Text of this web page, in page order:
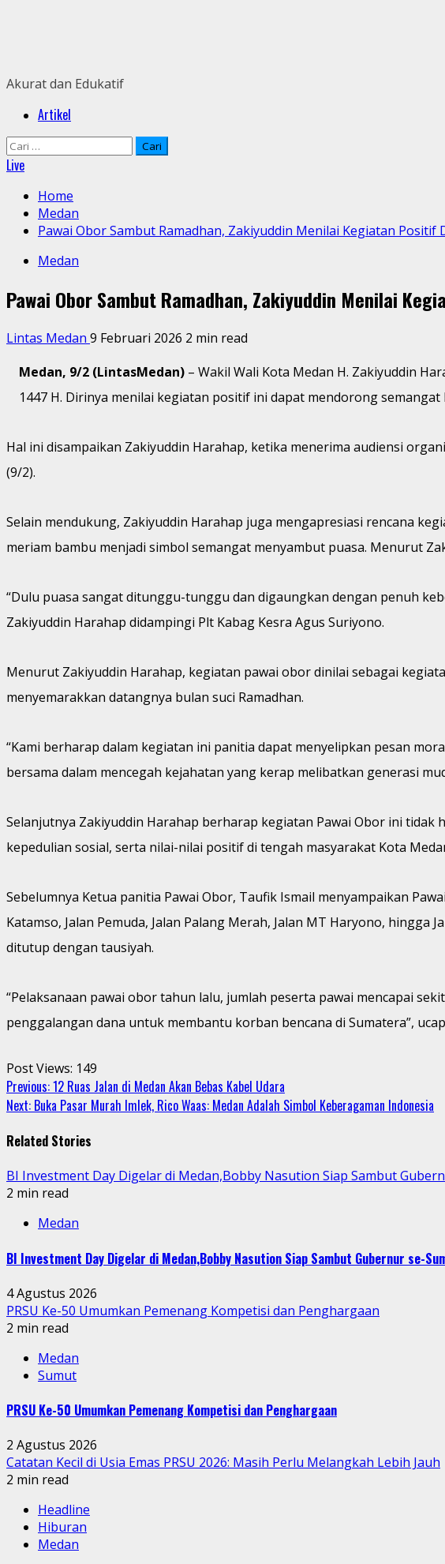
Akurat dan Edukatif
PrimaryArtikel
Cari
untuk:
Live
Home
Medan
Pawai Obor Sambut Ramadhan, Zakiyuddin Menilai Kegiatan
Medan
Pawai Obor Sambut Ramadhan, Zakiyuddin Menilai
Lintas Medan 9 Februari 2026 2 min read
Medan, 9/2 (LintasMedan) – Wakil Wali Kota Medan H. Zakiyuddin
1447 H. Dirinya menilai kegiatan positif ini dapat mendorong
Hal ini disampaikan Zakiyuddin Harahap, ketika menerima audiensi
(9/2).
Selain mendukung, Zakiyuddin Harahap juga mengapresiasi rencana
meriam bambu menjadi simbol semangat menyambut puasa. Menurut
“Dulu puasa sangat ditunggu-tunggu dan digaungkan dengan penuh
Zakiyuddin Harahap didampingi Plt Kabag Kesra Agus Suriyono.
Menurut Zakiyuddin Harahap, kegiatan pawai obor dinilai sebagai
menyemarakkan datangnya bulan suci Ramadhan.
“Kami berharap dalam kegiatan ini panitia dapat menyelipkan pesan
bersama dalam mencegah kejahatan yang kerap melibatkan generasi
Selanjutnya Zakiyuddin Harahap berharap kegiatan Pawai Obor ini
kepedulian sosial, serta nilai-nilai positif di tengah masyarakat Kota
Sebelumnya Ketua panitia Pawai Obor, Taufik Ismail menyampaikan
Katamso, Jalan Pemuda, Jalan Palang Merah, Jalan MT Haryono,
ditutup dengan tausiyah.
“Pelaksanaan pawai obor tahun lalu, jumlah peserta pawai mencapai
penggalangan dana untuk membantu korban bencana di Sumatera”,
Post Views: 149
Continue
Reading
Previous:12 Ruas Jalan di Medan Akan Bebas Kabel Udara
Next: Buka Pasar Murah Imlek, Rico Waas: Medan Adalah Simbol Keberagaman Indonesia
Related Stories
BI Investment Day Digelar di Medan,Bobby Nasution Siap Sambut
2 min read
Medan
BI Investment Day Digelar di Medan,Bobby Nasution Siap Sambut Gubernur se-
4 Agustus 2026
PRSU Ke-50 Umumkan Pemenang Kompetisi dan Penghargaan
2 min read
Medan
Sumut
PRSU Ke-50 Umumkan Pemenang Kompetisi dan Penghargaan
2 Agustus 2026
Catatan Kecil di Usia Emas PRSU 2026: Masih Perlu Melangkah Lebih Jauh
2 min read
Headline
Hiburan
Medan